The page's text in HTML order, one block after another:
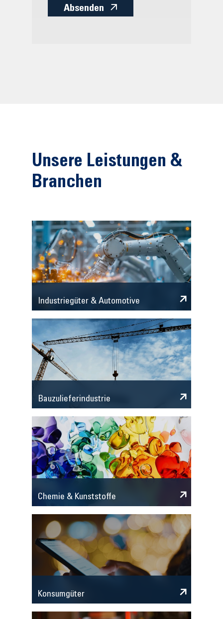
Absenden
Unsere Leistungen &
Branchen
Industriegüter & Automotive
Bauzulieferindustrie
Chemie & Kunststoffe
Konsumgüter